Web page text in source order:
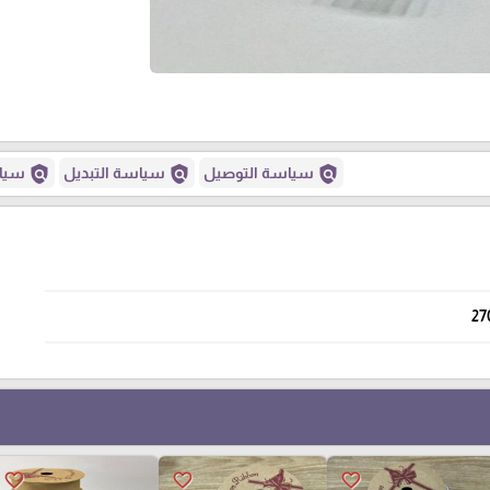
policy سياسة التوصيل policy سياسة التبديل policy
favorite_border
favorite_border
favorite_border